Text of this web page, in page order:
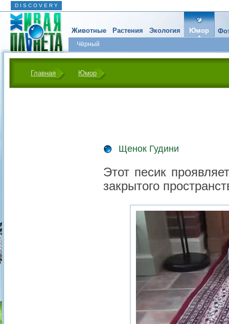
D I S C O V E R Y
Животные Растения Экология Юмор
Чёрный
Главная Юмор
Щенок Гудини
Этот песик
закрытого